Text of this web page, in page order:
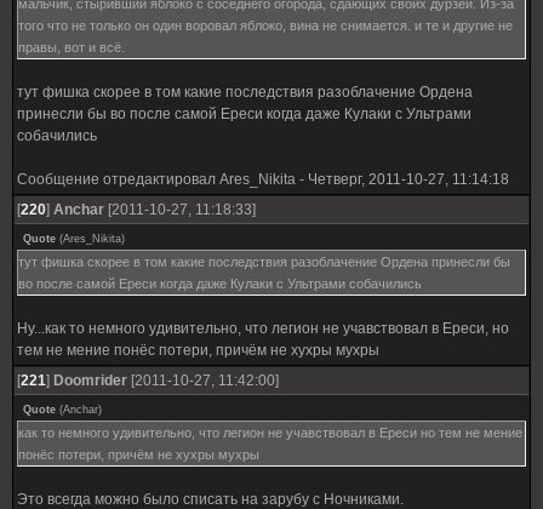
мальчик, стыривший яблоко с соседнего огорода, сдающих своих дурзей. Из-за
того что не только он один воровал яблоко, вина не снимается. и те и другие не
правы, вот и всё.
тут фишка скорее в том какие последствия разоблачение Ордена
принесли бы во после самой Ереси когда даже Кулаки с Ультрами
собачились
Сообщение отредактировал Ares_Nikita - Четверг, 2011-10-27, 11:14:18
[220] Anchar [2011-10-27, 11:18:33]
Quote (Ares_Nikita)
тут фишка скорее в том какие последствия разоблачение Ордена принесли бы
во после самой Ереси когда даже Кулаки с Ультрами собачились
Ну...как то немного удивительно, что легион не учавствовал в Ереси, но
тем не мение понёс потери, причём не хухры мухры
[221] Doomrider [2011-10-27, 11:42:00]
Quote (Anchar)
как то немного удивительно, что легион не учавствовал в Ереси но тем не мение
понёс потери, причём не хухры мухры
Это всегда можно было списать на зарубу с Ночниками.